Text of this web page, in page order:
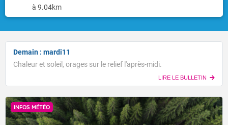
à 9.04km
Demain : mardi11
Chaleur et soleil, orages sur le relief l'après-midi.
LIRE LE BULLETIN
INFOS MÉTÉO